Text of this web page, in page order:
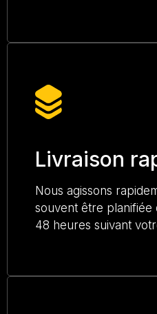
Livraison
Nous agissons
souvent être planifiée
48 heures suivant